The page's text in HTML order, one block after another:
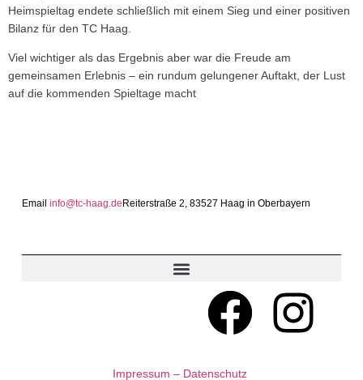
Heimspieltag endete schließlich mit einem Sieg und einer positiven
Bilanz für den TC Haag.
Viel wichtiger als das Ergebnis aber war die Freude am
gemeinsamen Erlebnis – ein rundum gelungener Auftakt, der Lust
auf die kommenden Spieltage macht
Email info@tc-haag.deReiterstraße 2, 83527 Haag in Oberbayern
Impressum – Datenschutz